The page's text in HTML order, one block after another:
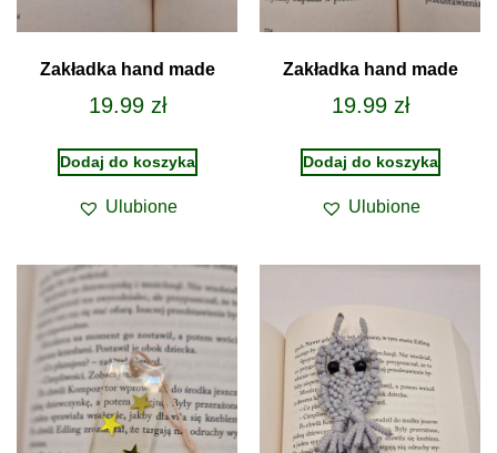
Zakładka hand made
19.99 zł
Dodaj do koszyka
Ulubione
Zakładka hand made
19.99 zł
Dodaj do koszyka
Ulubione